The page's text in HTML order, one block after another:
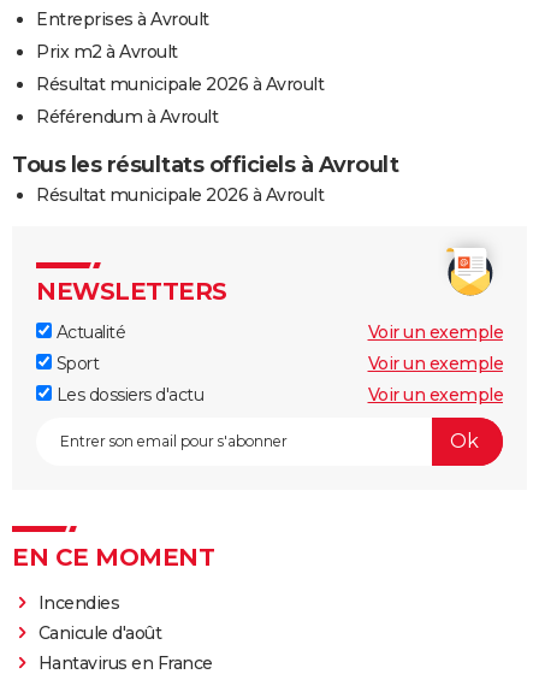
Entreprises à Avroult
Prix m2 à Avroult
Résultat municipale 2026 à Avroult
Référendum à Avroult
Tous les résultats officiels à Avroult
Résultat municipale 2026 à Avroult
NEWSLETTERS
Actualité
Voir un exemple
Sport
Voir un exemple
Les dossiers d'actu
Voir un exemple
EN CE MOMENT
Incendies
Canicule d'août
Hantavirus en France